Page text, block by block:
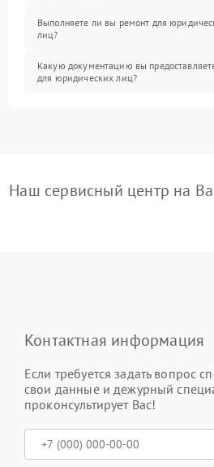
Выполняете ли вы ремонт для
лиц?
Какую документацию вы
для юридических лиц?
Наш сервисный центр на
Контактная информация
Если требуется задать вопрос
свои данные и дежурный
проконсультирует Вас!